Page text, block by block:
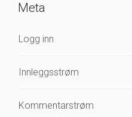
Meta
Logg inn
Innleggsstrøm
Kommentarstrøm